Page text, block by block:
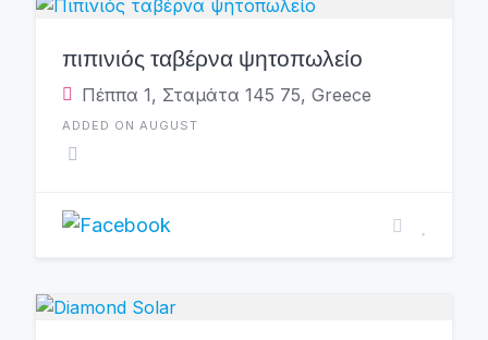
πιπινιός ταβέρνα ψητοπωλείο
Πέππα 1, Σταμάτα 145 75, Greece
ADDED ON AUGUST